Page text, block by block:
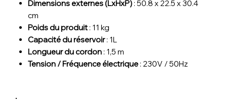
Dimensions externes (LxHxP): 50.8 x 22.5 x 30.4
cm
Poids du produit: 11 kg
Capacité du réservoir: 1L
Longueur du cordon: 1,5 m
Tension / Fréquence électrique: 230V / 50Hz